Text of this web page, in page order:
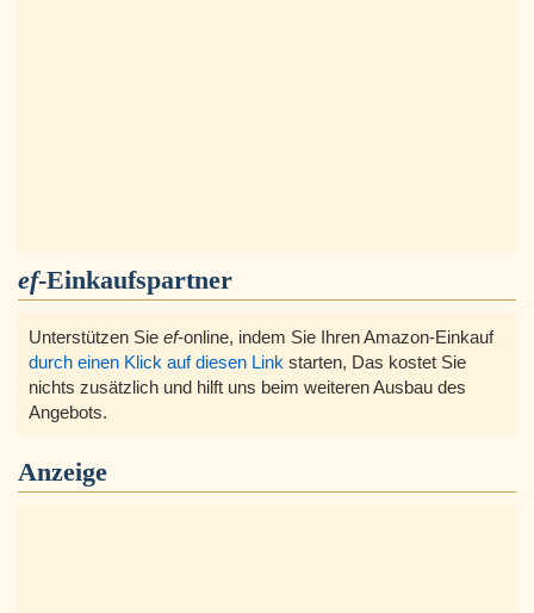
ef-Einkaufspartner
Unterstützen Sie ef-online, indem Sie Ihren Amazon-Einkauf
durch einen Klick auf diesen Link starten, Das kostet Sie
nichts zusätzlich und hilft uns beim weiteren Ausbau des
Angebots.
Anzeige